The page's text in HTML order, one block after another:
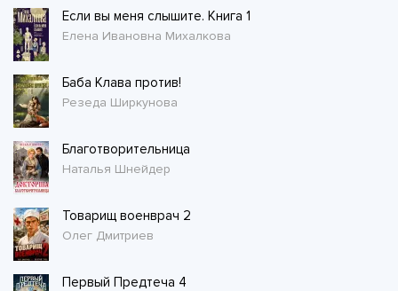
Если вы меня слышите. Книга 1
Елена Ивановна Михалкова
Баба Клава против!
Резеда Ширкунова
Благотворительница
Наталья Шнейдер
Товарищ военврач 2
Олег Дмитриев
Первый Предтеча 4